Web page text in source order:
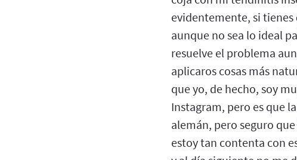
evidentemente, si
aunque no sea lo ideal
resuelve el problema
aplicaros cosas más
que yo, de hecho, soy
Instagram, pero es que
alemán, pero seguro
estoy tan contenta con